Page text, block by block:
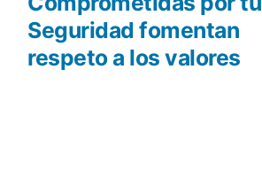
Seguridad fomentan
respeto a los valores